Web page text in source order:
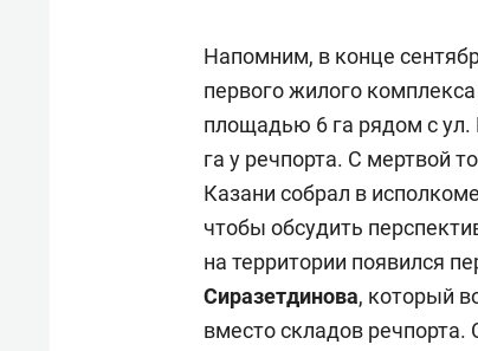
Напомним, в конце
первого жилого
площадью 6 га рядом с
га у речпорта. С мертвой
Казани собрал в
чтобы обсудить
на территории появился
Сиразетдинова, который
вместо складов